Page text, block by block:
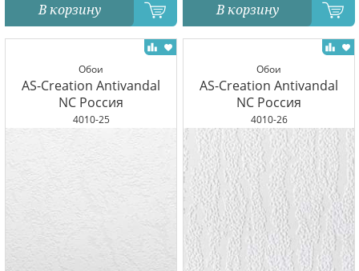
В корзину В корзину
Обои
AS-Creation Antivandal
NC Россия
4010-25
Обои
AS-Creation Antivandal
NC Россия
4010-26